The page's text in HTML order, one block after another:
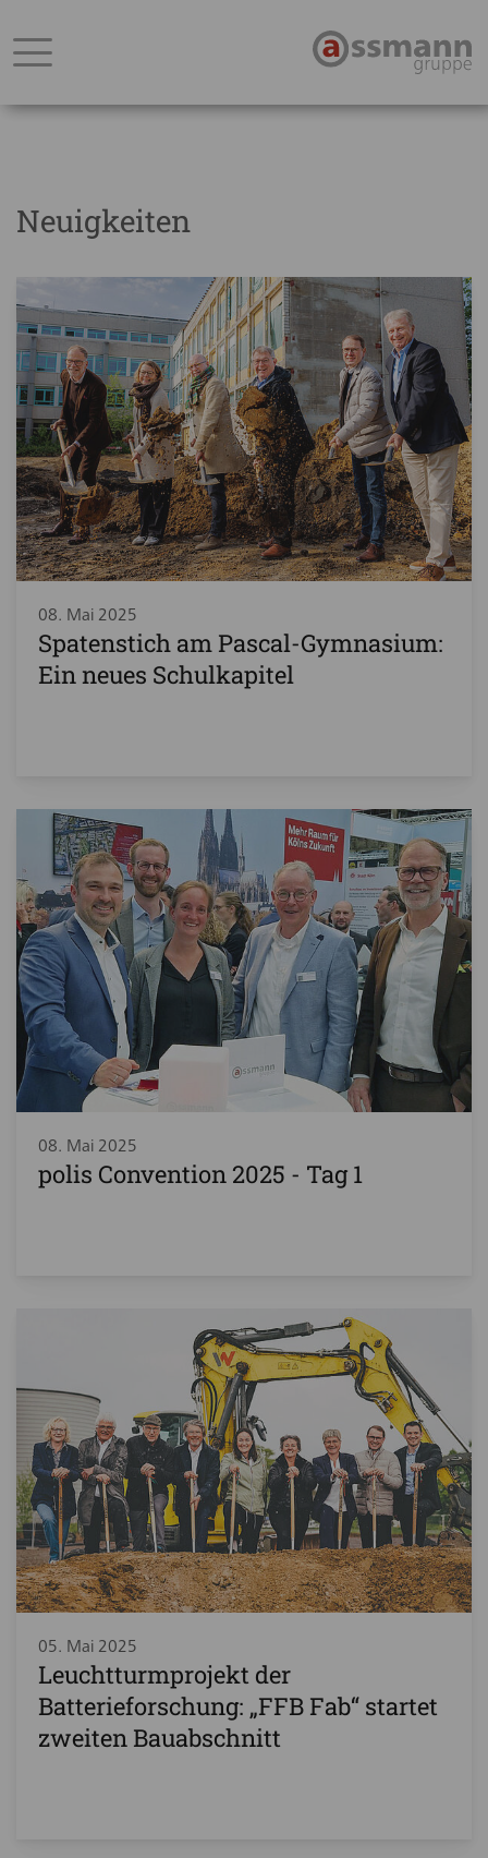
Neuigkeiten
08. Mai 2025
Spatenstich am Pascal-Gymnasium:
Ein neues Schulkapitel
08. Mai 2025
polis Convention 2025 - Tag 1
05. Mai 2025
Leuchtturmprojekt der
Batterieforschung: „FFB Fab“ startet
zweiten Bauabschnitt